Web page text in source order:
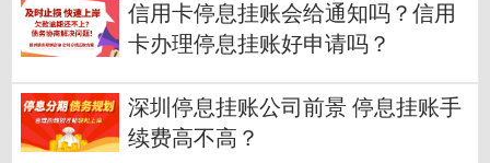
信用卡停息挂账会给通知吗？信用
卡办理停息挂账好申请吗？
深圳停息挂账公司前景 停息挂账手
续费高不高？